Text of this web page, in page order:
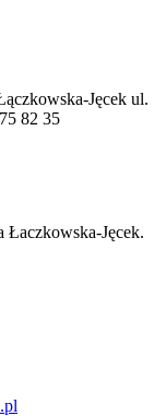
Jęcek ul.
82 35
Łaczkowska-Jęcek.